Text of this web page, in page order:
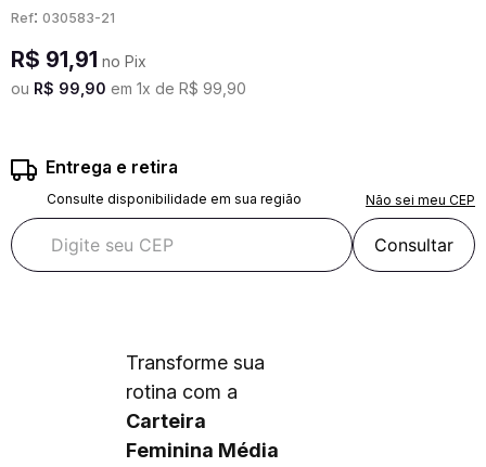
: 030583-21
R$ 91,91 no Pix
ou R$ 99 90 em 1x de R$ 99 90
Entrega e retira
Consulte disponibilidade em sua região Não sei meu CEP
Consultar
Transforme sua
rotina com a
Carteira
Feminina Média